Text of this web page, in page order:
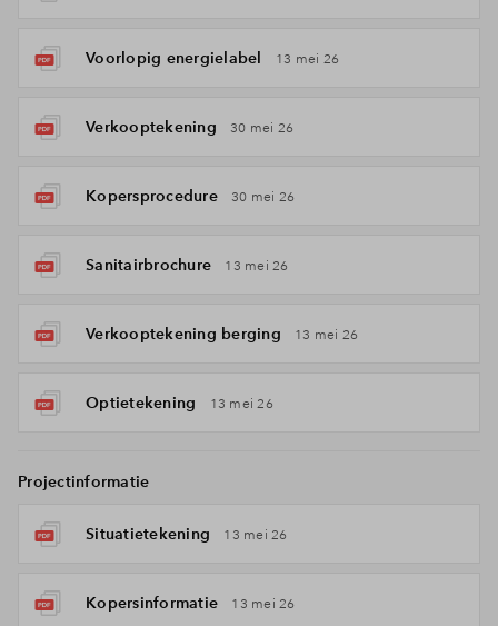
Voorlopig energielabel 13 mei 26
Verkooptekening 30 mei 26
Kopersprocedure 30 mei 26
Sanitairbrochure 13 mei 26
Verkooptekening berging 13 mei 26
Optietekening 13 mei 26
Projectinformatie
Situatietekening 13 mei 26
Kopersinformatie 13 mei 26